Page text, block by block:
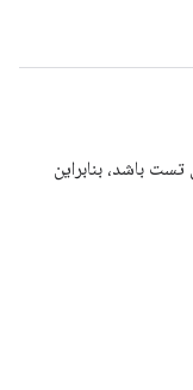
باشد، بنابراین